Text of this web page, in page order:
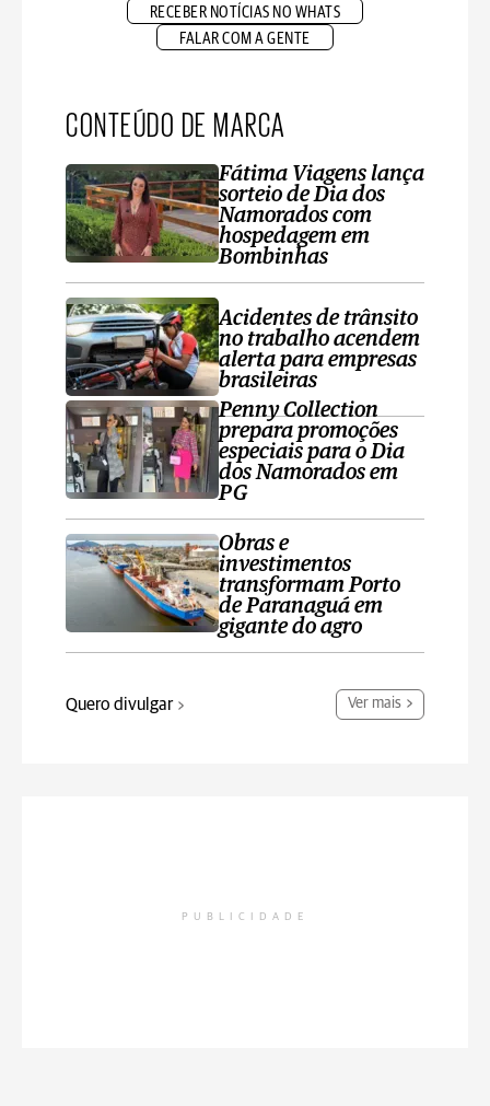
RECEBER NOTÍCIAS NO WHATS
FALAR COM A GENTE
CONTEÚDO DE MARCA
Fátima Viagens lança
sorteio de Dia dos
Namorados com
hospedagem em
Bombinhas
Acidentes de trânsito
no trabalho acendem
alerta para empresas
brasileiras
Penny Collection
prepara promoções
especiais para o Dia
dos Namorados em
PG
Obras e
investimentos
transformam Porto
de Paranaguá em
gigante do agro
Quero divulgar Ver mais
PUBLICIDADE